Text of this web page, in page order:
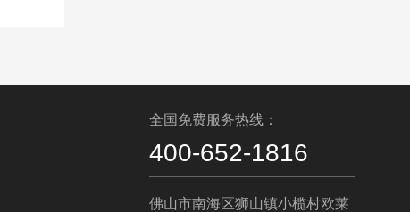
全国免费服务热线：
400-652-1816
佛山市南海区狮山镇小榄村欧莱